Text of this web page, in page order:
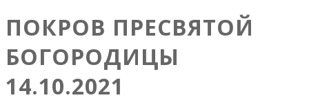
ПОКРОВ ПРЕСВЯТОЙ
БОГОРОДИЦЫ
14.10.2021